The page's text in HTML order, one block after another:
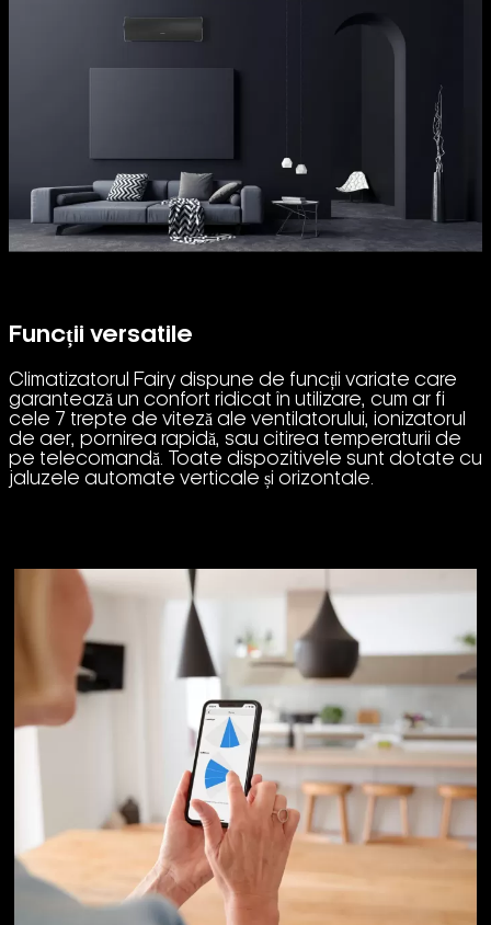
Funcții versatile
Climatizatorul Fairy dispune de funcții variate care
garantează un confort ridicat în utilizare, cum ar fi
cele 7 trepte de viteză ale ventilatorului, ionizatorul
de aer, pornirea rapidă, sau citirea temperaturii de
pe telecomandă. Toate dispozitivele sunt dotate cu
jaluzele automate verticale și orizontale.